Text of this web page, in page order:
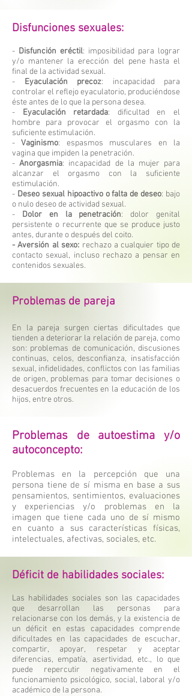
Disfunciones sexuales:
- Disfunción eréctil: imposibilidad para lograr
y/o mantener la erección del pene hasta el
final de la actividad sexual.
- Eyaculación precoz: incapacidad para
controlar el reflejo eyaculatorio, produciéndose
éste antes de lo que la persona desea.
- Eyaculación retardada: dificultad en el
hombre para provocar el orgasmo con la
suficiente estimulación.
-Vaginismo: espasmos musculares en la
vagina que impiden la penetración.
-Anorgasmia: incapacidad de la mujer para
alcanzar el orgasmo con la suficiente
estimulación.
- Deseo sexual hipoactivo o falta de deseo: bajo
o nulo deseo de actividad sexual.
- Dolor en la penetración: dolor genital
persistente o recurrente que se produce justo
antes, durante o después del coito.
- Aversión al sexo: rechazo a cualquier tipo de
contacto sexual, incluso rechazo a pensar en
contenidos sexuales.
Problemas de pareja
En la pareja surgen ciertas dificultades que
tienden a deteriorar la relación de pareja, como
son: problemas de comunicación, discusiones
continuas, celos, desconfianza, insatisfacción
sexual, infidelidades, conflictos con las familias
de origen, problemas para tomar decisiones o
desacuerdos frecuentes en la educación de los
hijos, entre otros.
Problemas de autoestima y/o
autoconcepto:
Problemas en la percepción que una
persona tiene de sí misma en base a sus
pensamientos, sentimientos, evaluaciones
y experiencias y/o problemas en la
imagen que tiene cada uno de sí mismo
en cuanto a sus características físicas,
intelectuales, afectivas, sociales, etc.
Déficit de habilidades sociales:
Las habilidades sociales son las capacidades
que desarrollan las personas para
relacionarse con los demás, y la existencia de
un déficit en estas capacidades comprende
dificultades en las capacidades de escuchar,
compartir, apoyar, respetar y aceptar
diferencias, empatía, asertividad, etc., lo que
puede repercutir negativamente en el
funcionamiento psicológico, social, laboral y/o
académico de la persona.